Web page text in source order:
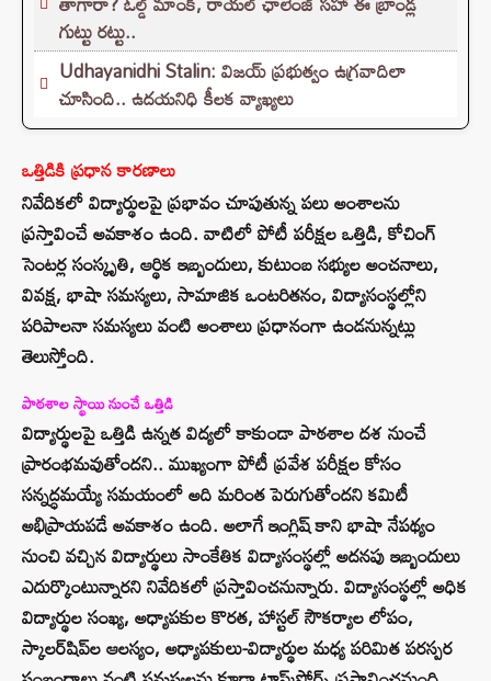
గుట్టు రట్టు..
Udhayanidhi Stalin: విజయ్ ప్రభుత్వం ఉగ్రవాదిలా
చూసింది.. ఉదయనిధి కీలక వ్యాఖ్యలు
ఒత్తిడికి ప్రధాన కారణాలు
నివేదికలో విద్యార్థులపై ప్రభావం చూపుతున్న పలు అంశాలను
ప్రస్తావించే అవకాశం ఉంది. వాటిలో పోటీ పరీక్షల ఒత్తిడి, కోచింగ్
సెంటర్ల సంస్కృతి, ఆర్థిక ఇబ్బందులు, కుటుంబ సభ్యుల అంచనాలు,
వివక్ష, భాషా సమస్యలు, సామాజిక ఒంటరితనం, విద్యాసంస్థల్లోని
పరిపాలనా సమస్యలు వంటి అంశాలు ప్రధానంగా ఉండనున్నట్లు
తెలుస్తోంది.
పాఠశాల స్థాయి నుంచే ఒత్తిడి
విద్యార్థులపై ఒత్తిడి ఉన్నత విద్యలో కాకుండా పాఠశాల దశ నుంచే
ప్రారంభమవుతోందని.. ముఖ్యంగా పోటీ ప్రవేశ పరీక్షల కోసం
సన్నద్ధమయ్యే సమయంలో అది మరింత పెరుగుతోందని కమిటీ
అభిప్రాయపడే అవకాశం ఉంది. అలాగే ఇంగ్లిష్ కాని భాషా నేపథ్యం
నుంచి వచ్చిన విద్యార్థులు సాంకేతిక విద్యాసంస్థల్లో అదనపు ఇబ్బందులు
ఎదుర్కొంటున్నారని నివేదికలో ప్రస్తావించనున్నారు. విద్యాసంస్థల్లో అధిక
విద్యార్థుల సంఖ్య, అధ్యాపకుల కొరత, హాస్టల్ సౌకర్యాల లోపం,
స్కాలర్‌షిప్‌ల ఆలస్యం, అధ్యాపకులు-విద్యార్థుల మధ్య పరిమిత పరస్పర